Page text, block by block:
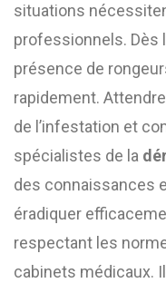
situations
professionnels. Dès
présence de
rapidement.
de l’infestation et
spécialistes de la
des connaissances
éradiquer
respectant les
cabinets médicaux.